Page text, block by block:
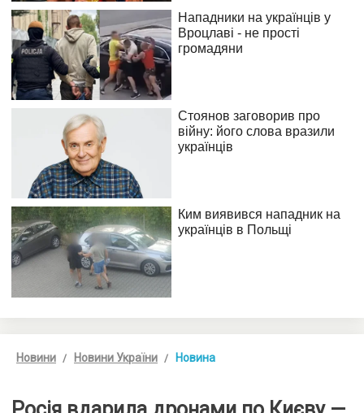
Новини Новини України Новина